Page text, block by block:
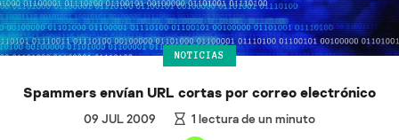
NOTICIAS
Spammers envían URL cortas por correo electrónico
09 JUL 2009 1 lectura de un minuto